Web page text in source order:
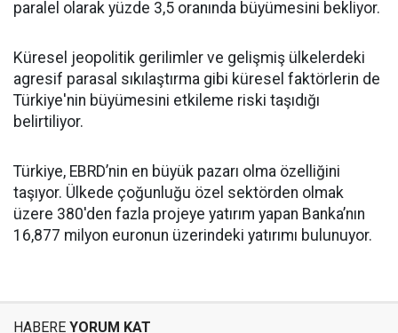
paralel olarak yüzde 3,5 oranında büyümesini bekliyor.
Küresel jeopolitik gerilimler ve gelişmiş ülkelerdeki
agresif parasal sıkılaştırma gibi küresel faktörlerin de
Türkiye'nin büyümesini etkileme riski taşıdığı
belirtiliyor.
Türkiye, EBRD’nin en büyük pazarı olma özelliğini
taşıyor. Ülkede çoğunluğu özel sektörden olmak
üzere 380'den fazla projeye yatırım yapan Banka’nın
16,877 milyon euronun üzerindeki yatırımı bulunuyor.
HABERE YORUM KAT